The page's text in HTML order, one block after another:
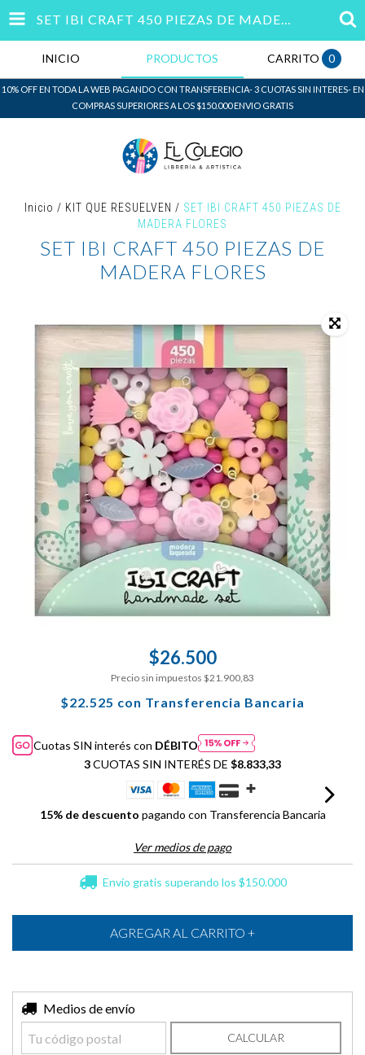
SET IBI CRAFT 450 PIEZAS DE MADERA FLORES
INICIO PRODUCTOS CARRITO 0
10% OFF EN TODA LA WEB PAGANDO CON TRANSFERENCIA- 3 CUOTAS SIN INTERES- EN
COMPRAS SUPERIORES A LOS $150.000 ENVIO GRATIS
Inicio / KIT QUE RESUELVEN / SET IBI CRAFT 450 PIEZAS DE
MADERA FLORES
SET IBI CRAFT 450 PIEZAS DE
MADERA FLORES
$26.500
Precio sin impuestos $21.900,83
$22.525 con Transferencia Bancaria
Cuotas SIN interés con DÉBITO
3CUOTAS SIN INTERÉS DE $8.833,33
15% de descuento pagando con Transferencia Bancaria
Ver medios de pago
Envío gratis superando los $150.000
Entregas para el CP:
Medios de envío
CALCULAR